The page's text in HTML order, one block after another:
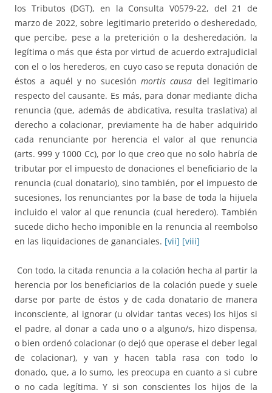
los Tributos (DGT), en la Consulta V0579-22, del 21 de
marzo de 2022, sobre legitimario preterido o desheredado,
que percibe, pese a la preterición o la desheredación, la
legítima o más que ésta por virtud de acuerdo extrajudicial
con el o los herederos, en cuyo caso se reputa donación de
éstos a aquél y no sucesión mortis causa del legitimario
respecto del causante. Es más, para donar mediante dicha
renuncia (que, además de abdicativa, resulta traslativa) al
derecho a colacionar, previamente ha de haber adquirido
cada renunciante por herencia el valor al que renuncia
(arts. 999 y 1000 Cc), por lo que creo que no solo habría de
tributar por el impuesto de donaciones el beneficiario de la
renuncia (cual donatario), sino también, por el impuesto de
sucesiones, los renunciantes por la base de toda la hijuela
incluido el valor al que renuncia (cual heredero). También
sucede dicho hecho imponible en la renuncia al reembolso
en las liquidaciones de gananciales. [vii] [viii]
Con todo, la citada renuncia a la colación hecha al partir la
herencia por los beneficiarios de la colación puede y suele
darse por parte de éstos y de cada donatario de manera
inconsciente, al ignorar (u olvidar tantas veces) los hijos si
el padre, al donar a cada uno o a alguno/s, hizo dispensa,
o bien ordenó colacionar (o dejó que operase el deber legal
de colacionar), y van y hacen tabla rasa con todo lo
donado, que, a lo sumo, les preocupa en cuanto a si cubre
o no cada legítima. Y si son conscientes los hijos de la